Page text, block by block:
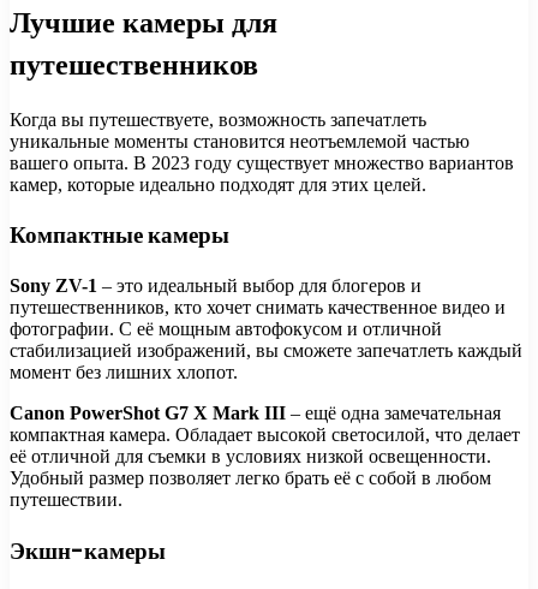
Лучшие камеры для
путешественников
Когда вы путешествуете, возможность запечатлеть
уникальные моменты становится неотъемлемой частью
вашего опыта. В 2023 году существует множество вариантов
камер, которые идеально подходят для этих целей.
Компактные камеры
Sony ZV-1 – это идеальный выбор для блогеров и
путешественников, кто хочет снимать качественное видео и
фотографии. С её мощным автофокусом и отличной
стабилизацией изображений, вы сможете запечатлеть каждый
момент без лишних хлопот.
Canon PowerShot G7 X Mark III – ещё одна замечательная
компактная камера. Обладает высокой светосилой, что делает
её отличной для съемки в условиях низкой освещенности.
Удобный размер позволяет легко брать её с собой в любом
путешествии.
Экшн-камеры